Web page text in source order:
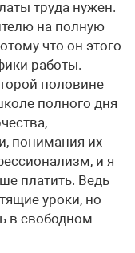
труда нужен.
на полную
что он этого
работы.
половине
полного дня
понимания их
и я
платить. Ведь
уроки, но
в свободном